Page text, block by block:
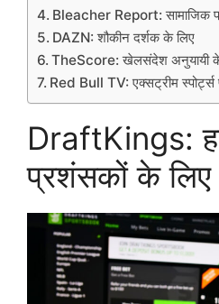
Bleacher Report: सामाजिक
DAZN: शौकीन दर्शक के लिए
TheScore: खेलसंदेश अनुयायी
Red Bull TV: एक्सट्रीम स्पोर्ट्स
DraftKings:
प्रशंसकों के लिए